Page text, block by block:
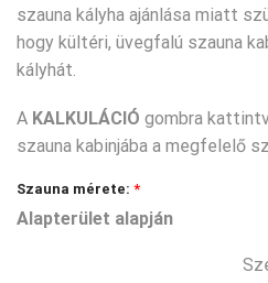
szauna kályha ajánlása miatt
hogy kültéri, üvegfalú szauna
kályhát.
A KALKULÁCIÓ gombra
szauna kabinjába a megfelelő
Szauna mérete: *
Alapterület alapján